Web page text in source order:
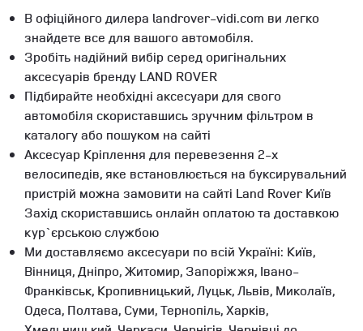
В офіційного дилера landrover-vidi.com ви легко
знайдете все для вашого автомобіля.
Зробіть надійний вибір серед оригінальних
аксесуарів бренду LAND ROVER
Підбирайте необхідні аксесуари для свого
автомобіля скориставшись зручним фільтром в
каталогу або пошуком на сайті
Аксесуар Кріплення для перевезення 2-х
велосипедів, яке встановлюється на буксирувальний
пристрій можна замовити на сайті Land Rover Київ
Захід скориставшись онлайн оплатою та доставкою
кур`єрською службою
Ми доставляємо аксесуари по всій Україні: Київ,
Вінниця, Дніпро, Житомир, Запоріжжя, Івано-
Франківськ, Кропивницький, Луцьк, Львів, Миколаїв,
Одеса, Полтава, Суми, Тернопіль, Харків,